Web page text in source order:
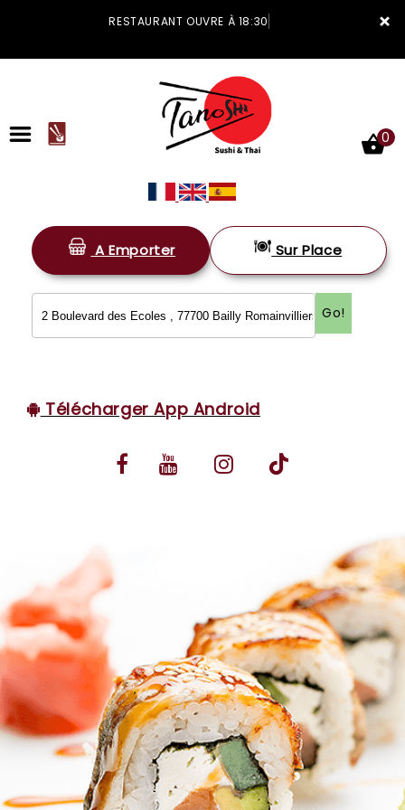
×
RESTAURANT OUVRE À 18:30
ACCUEIL
LA CARTE
VOS AVIS
MENTIONS LÉGALES
0
A Emporter Sur Place
Go!
Télécharger App Android